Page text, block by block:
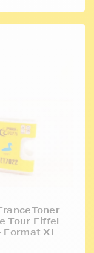
Tour Eiffel
Format XL